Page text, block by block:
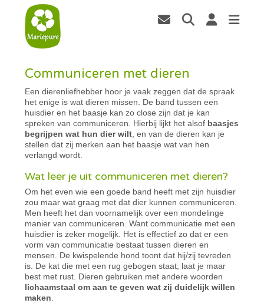
Communiceren met dieren
Een dierenliefhebber hoor je vaak zeggen dat de spraak
het enige is wat dieren missen. De band tussen een
huisdier en het baasje kan zo close zijn dat je kan
spreken van communiceren. Hierbij lijkt het alsof baasjes
begrijpen wat hun dier wilt , en van de dieren kan je
stellen dat zij merken aan het baasje wat van hen
verlangd wordt.
Wat leer je uit communiceren met dieren?
Om het even wie een goede band heeft met zijn huisdier
zou maar wat graag met dat dier kunnen communiceren.
Men heeft het dan voornamelijk over een mondelinge
manier van communiceren. Want communicatie met een
huisdier is zeker mogelijk. Het is effectief zo dat er een
vorm van communicatie bestaat tussen dieren en
mensen. De kwispelende hond toont dat hij/zij tevreden
is. De kat die met een rug gebogen staat, laat je maar
best met rust. Dieren gebruiken met andere woorden
lichaamstaal om aan te geven wat zij duidelijk willen
maken